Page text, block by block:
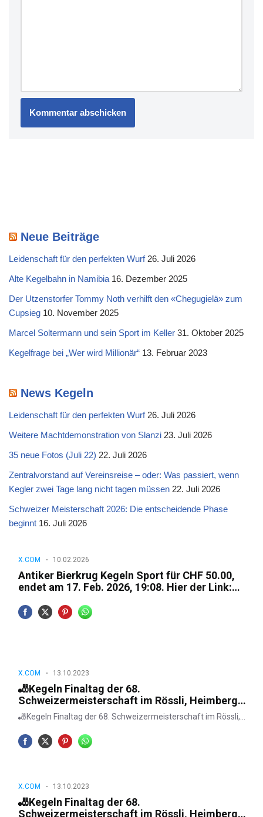
Neue Beiträge
Leidenschaft für den perfekten Wurf 26. Juli 2026
Alte Kegelbahn in Namibia 16. Dezember 2025
Der Utzenstorfer Tommy Noth verhilft den «Chegugielä» zum
Cupsieg 10. November 2025
Marcel Soltermann und sein Sport im Keller 31. Oktober 2025
Kegelfrage bei „Wer wird Millionär“ 13. Februar 2023
News Kegeln
Leidenschaft für den perfekten Wurf 26. Juli 2026
Weitere Machtdemonstration von Slanzi 23. Juli 2026
35 neue Fotos (Juli 22) 22. Juli 2026
Zentralvorstand auf Vereinsreise – oder: Was passiert, wenn
Kegler zwei Tage lang nicht tagen müssen 22. Juli 2026
Schweizer Meisterschaft 2026: Die entscheidende Phase
beginnt 16. Juli 2026